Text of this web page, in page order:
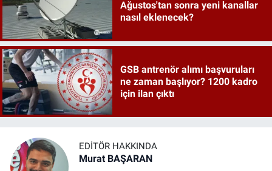
Ağustos'tan sonra yeni kanallar
nasıl eklenecek?
GSB antrenör alımı başvuruları
ne zaman başlıyor? 1200 kadro
için ilan çıktı
EDITÖR HAKKINDA
Murat BAŞARAN